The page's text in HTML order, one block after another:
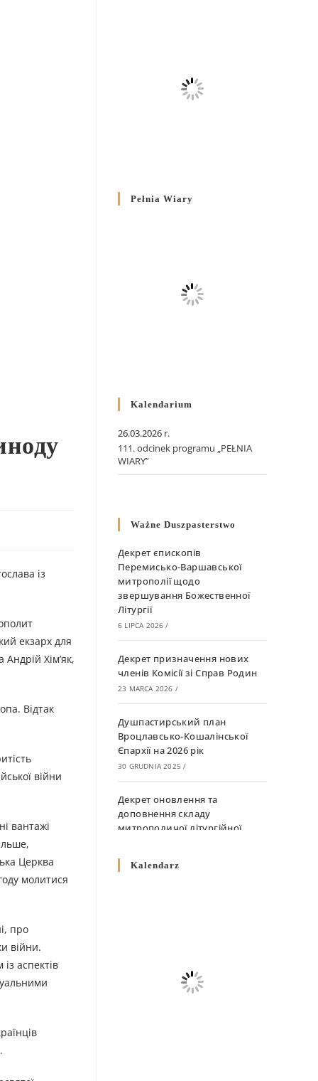
із
екзарх для
Хім’як,
Відтак
війни
вантажі
Церква
молитися
про
війни.
аспектів
Pełnia Wiary
Kalendarium
26.03.2026 r.
111. odcinek programu „PEŁNIA
WIARY”
Ważne Duszpasterstwo
Декрет єпископів
Перемисько-Варшавської
митрополії щодо
звершування Божественної
Літургії
6 LIPCA 2026 /
Декрет призначення нових
членів Комісії зі Справ Родин
23 MARCA 2026 /
Душпастирський план
Вроцлавсько-Кошалінської
Єпархії на 2026 рік
30 GRUDNIA 2025 /
Декрет оновлення та
доповнення складу
митрополичої літургійної
10 GRUDNIA 2025
Декрет про відзначення
Великодня і всіх рухомих
Kalendarz